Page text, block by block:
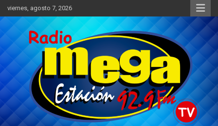
Saltar
al
contenido
viernes, agosto 7, 2026